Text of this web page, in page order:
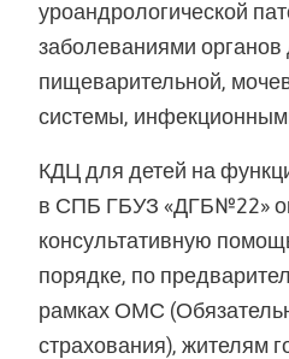
уроандрологической
заболеваниями
пищеварительной,
системы,
КДЦ для детей на
в СПБ ГБУЗ «ДГБ№22»
консультативную
порядке, по
рамках ОМС
страхования), жителям